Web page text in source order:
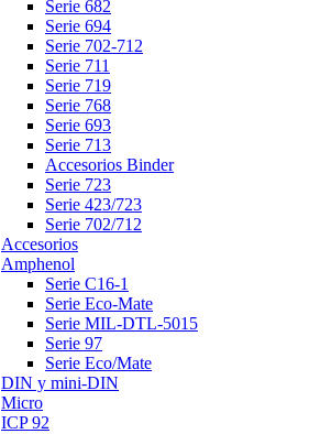
Serie 682
Serie 694
Serie 702-712
Serie 711
Serie 719
Serie 768
Serie 693
Serie 713
Accesorios Binder
Serie 723
Serie 423/723
Serie 702/712
Accesorios
Amphenol
Serie C16-1
Serie Eco-Mate
Serie MIL-DTL-5015
Serie 97
Serie Eco/Mate
DIN y mini-DIN
Micro
ICP 92